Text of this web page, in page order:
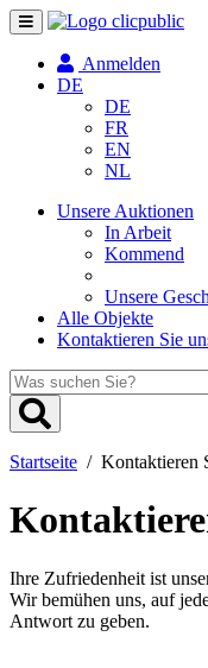
Navigation
umschalten
Anmelden
DE
DE
FR
EN
NL
Unsere Auktionen
In Arbeit
Kommend
Unsere
Alle Objekte
Kontaktieren Sie
Was
suchen
Sie?
Startseite / Kontaktieren
Ihre Zufriedenheit ist
Wir bemühen uns, auf
Antwort zu geben.